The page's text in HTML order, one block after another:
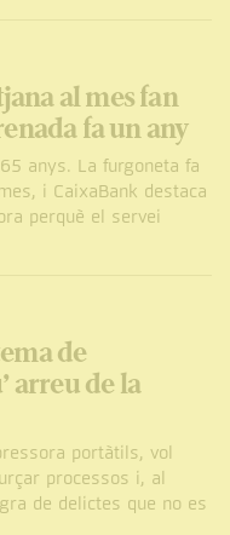
al mes fan
fa un any
anys. La furgoneta fa
i CaixaBank destaca
perquè el servei
de
arreu de la
portàtils, vol
processos i, al
de delictes que no es